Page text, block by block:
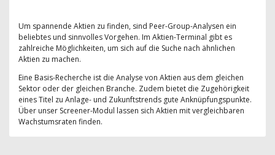
Um spannende Aktien zu finden, sind Peer-Group-Analysen ein
beliebtes und sinnvolles Vorgehen. Im Aktien-Terminal gibt es
zahlreiche Möglichkeiten, um sich auf die Suche nach ähnlichen
Aktien zu machen.
Eine Basis-Recherche ist die Analyse von Aktien aus dem gleichen
Sektor oder der gleichen Branche. Zudem bietet die Zugehörigkeit
eines Titel zu Anlage- und Zukunftstrends gute Anknüpfungspunkte.
Über unser Screener-Modul lassen sich Aktien mit vergleichbaren
Wachstumsraten finden.